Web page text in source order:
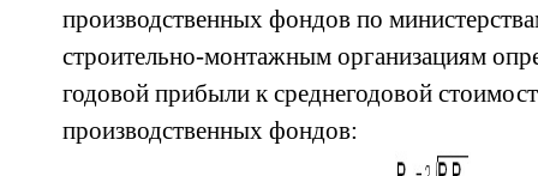
производственных фондов по
строительно-монтажным организациям
годовой прибыли к среднегодовой
производственных фондов: